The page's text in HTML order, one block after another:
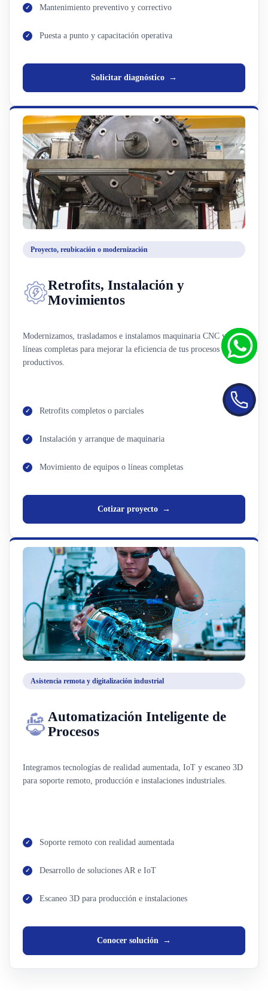
Mantenimiento preventivo y correctivo
Puesta a punto y capacitación operativa
Solicitar diagnóstico
Proyecto, reubicación o modernización
Retrofits, Instalación y
Movimientos
Modernizamos, trasladamos e instalamos maquinaria CNC y
líneas completas para mejorar la eficiencia de tus procesos
productivos.
Retrofits completos o parciales
Instalación y arranque de maquinaria
Movimiento de equipos o líneas completas
Cotizar proyecto
Asistencia remota y digitalización industrial
Automatización Inteligente de
Procesos
Integramos tecnologías de realidad aumentada, IoT y escaneo 3D
para soporte remoto, producción e instalaciones industriales.
Soporte remoto con realidad aumentada
Desarrollo de soluciones AR e IoT
Escaneo 3D para producción e instalaciones
Conocer solución